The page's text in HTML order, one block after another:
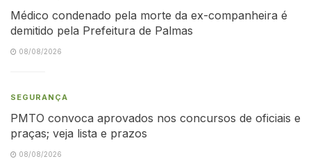
Médico condenado pela morte da ex-companheira é
demitido pela Prefeitura de Palmas
08/08/2026
SEGURANÇA
PMTO convoca aprovados nos concursos de oficiais e
praças; veja lista e prazos
08/08/2026